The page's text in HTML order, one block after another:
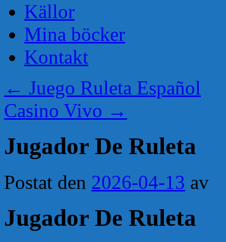
Källor
Mina böcker
Kontakt
← Juego Ruleta Español
Casino Vivo →
Jugador De Ruleta
Postat den 2026-04-13 av
Jugador De Ruleta